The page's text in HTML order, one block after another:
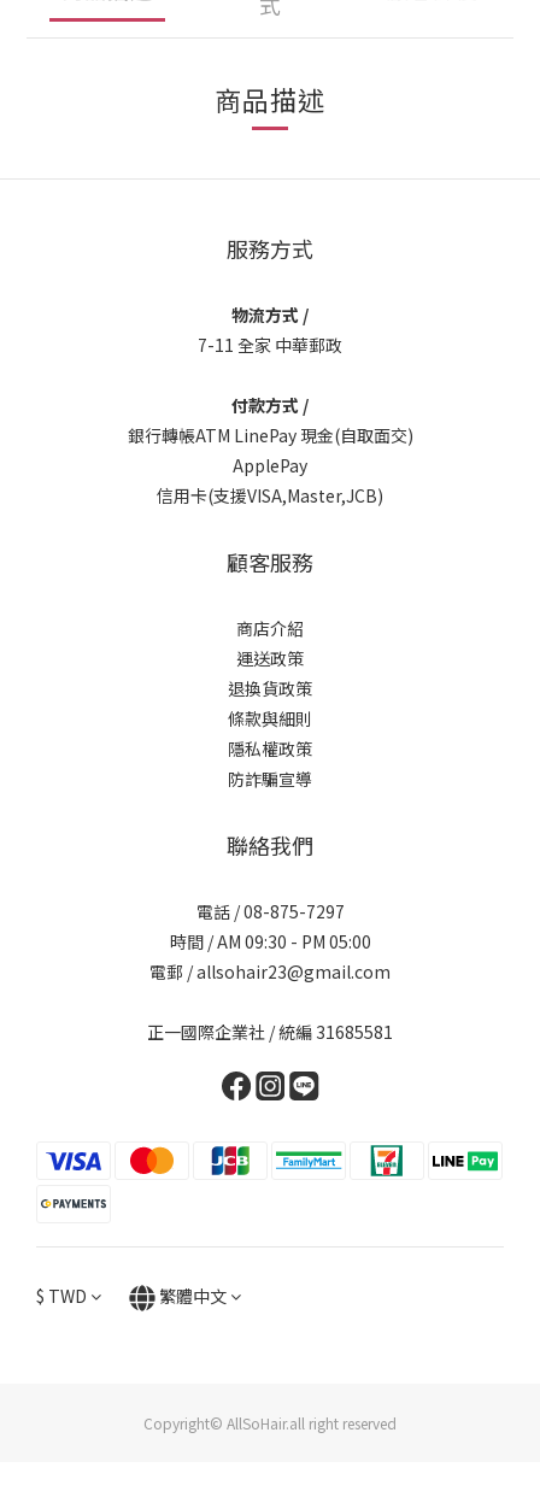
商品描述
服務方式
物流方式 /
7-11 全家 中華郵政
付款方式 /
銀行轉帳ATM LinePay 現金(自取面交)
ApplePay
信用卡(支援VISA,Master,JCB)
顧客服務
商店介紹
運送政策
退換貨政策
條款與細則
隱私權政策
防詐騙宣導
聯絡我們
電話 / 08-875-7297
時間 / AM 09:30 - PM 05:00
電郵 / allsohair23@gmail.com
正一國際企業社 / 統編 31685581
$ TWD 繁體中文
Copyright© AllSoHair.all right reserved